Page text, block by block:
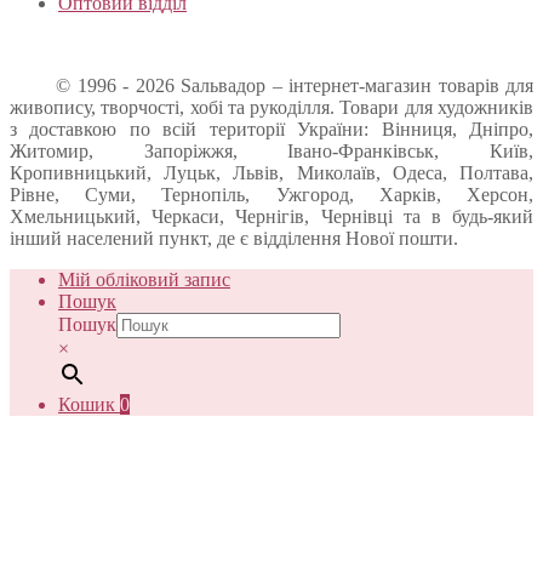
© 1996 - 2026 Sальвадор – інтернет-магазин товарів для
живопису, творчості, хобі та рукоділля. Товари для художників
з доставкою по всій території України: Вінниця, Дніпро,
Житомир, Запоріжжя, Івано-Франківськ, Київ,
Кропивницький, Луцьк, Львів, Миколаїв, Одеса, Полтава,
Рівне, Суми, Тернопіль, Ужгород, Харків, Херсон,
Хмельницький, Черкаси, Чернігів, Чернівці та в будь-який
інший населений пункт, де є відділення Нової пошти.
Мій обліковий запис
Пошук
Пошук
×
Кошик 0